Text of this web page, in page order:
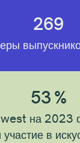
269
53 %
на 2023
в